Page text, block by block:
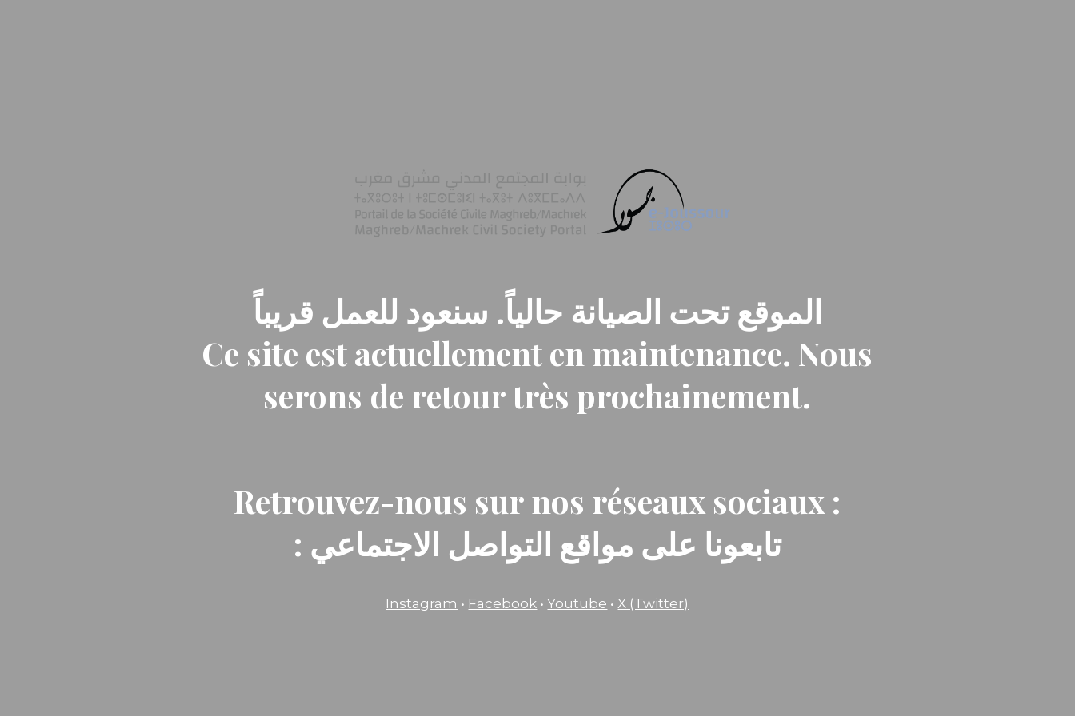
الموقع تحت الصيانة حالياً. سنعود للعمل قريباً
Ce site est actuellement en maintenance. Nous
serons de retour très prochainement.
Retrouvez-nous sur nos réseaux sociaux :
: تابعونا على مواقع التواصل الاجتماعي
Instagram • Facebook •Youtube • X (Twitter)